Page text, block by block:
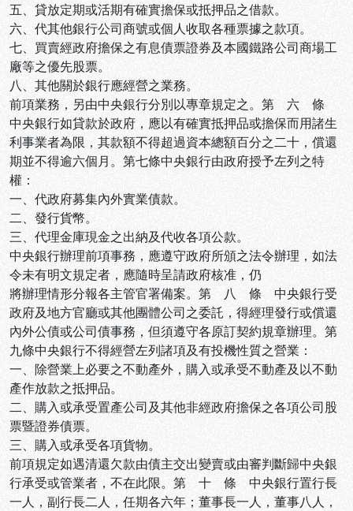
五、貸放定期或活期有確實擔保或抵押品之借款。
六、代其他銀行公司商號或個人收取各種票據之款項。
七、買賣經政府擔保之有息債票證券及本國鐵路公司商場工
廠等之優先股票。
八、其他關於銀行應經營之業務。
前項業務，另由中央銀行分別以專章規定之。第 六 條
中央銀行如貸款於政府，應以有確實抵押品或擔保而用諸生
利事業者為限，其款額不得超過資本總額百分之二十，償還
期並不得逾六個月。第七條中央銀行由政府授予左列之特
權：
一、代政府募集內外實業債款。
二、發行貨幣。
三、代理金庫現金之出納及代收各項公款。
中央銀行辦理前項事務，應遵守政府所頒之法令辦理，如法
令未有明文規定者，應隨時呈請政府核准，仍
將辦理情形分報各主管官署備案。第 八 條 中央銀行受
政府及地方官廳或其他團體公司之委託，得經理發行或償還
內外公債或公司債事務，但須遵守各原訂契約規章辦理。第
九條中央銀行不得經營左列諸項及有投機性質之營業：
一、除營業上必要之不動產外，購入或承受不動產及以不動
產作放款之抵押品。
二、購入或承受置產公司及其他非經政府擔保之各項公司股
票暨證券債票。
三、購入或承受各項貨物。
前項規定如遇清還欠款由債主交出變賣或由審判斷歸中央銀
行承受或管業者，不在此限。第 十 條 中央銀行置行長
一人，副行長二人，任期各六年；董事長一人，董事八人，